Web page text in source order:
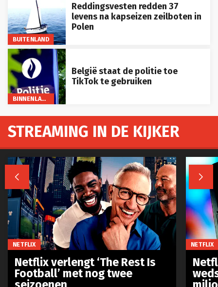
BUITENLAND
Reddingsvesten redden 37
levens na kapseizen zeilboten in
Polen
BINNENLAND
België staat de politie toe
TikTok te gebruiken
STREAMING IN DE KIJKER
 
NETFLIX
Netflix verlengt ‘The Rest Is
Football’ met nog twee
NETFLIX